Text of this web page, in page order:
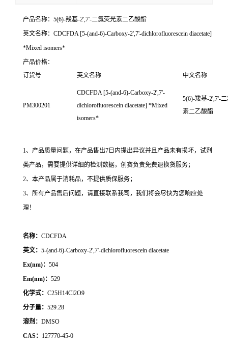
产品名称：5(6)-羧基-2',7'-二氯荧光素二乙酸酯
英文名称：CDCFDA [5-(and-6)-Carboxy-2',7'-dichlorofluorescein diacetate]
*Mixed isomers*
产品价格：
订货号
英文名称 中文名称
PM300201
CDCFDA [5-(and-6)-Carboxy-2',7'-
dichlorofluorescein diacetate] *Mixed
isomers*
5(6)-羧基-2',7'-
素二乙酸酯
1、产品质量问题，在产品售出7日内提出异议并且产品未有损坏，试剂
类产品，需要提供详细的检测数据，创赛负责免费退换货服务；
2、本产品属于消耗品，不提供质保服务；
3、所有产品售后问题，请直接联系我司，我们将会尽快为您响应处
理！
名称： CDCFDA
英文： 5-(and-6)-Carboxy-2',7'-dichlorofluorescein diacetate
Ex(nm)： 504
Em(nm)： 529
化学式： C25H14Cl2O9
分子量： 529.28
溶剂： DMSO
CAS： 127770-45-0